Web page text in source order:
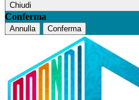
Chiudi
Conferma
Annulla Conferma